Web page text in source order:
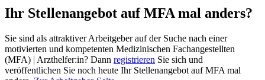
Ihr Stellenangebot auf MFA mal anders?
Sie sind als attraktiver Arbeitgeber auf der Suche nach einer
motivierten und kompetenten Medizinischen Fachangestellten
(MFA) | Arzthelfer:in? Dann registrieren Sie sich und
veröffentlichen Sie noch heute Ihr Stellenangebot auf MFA mal